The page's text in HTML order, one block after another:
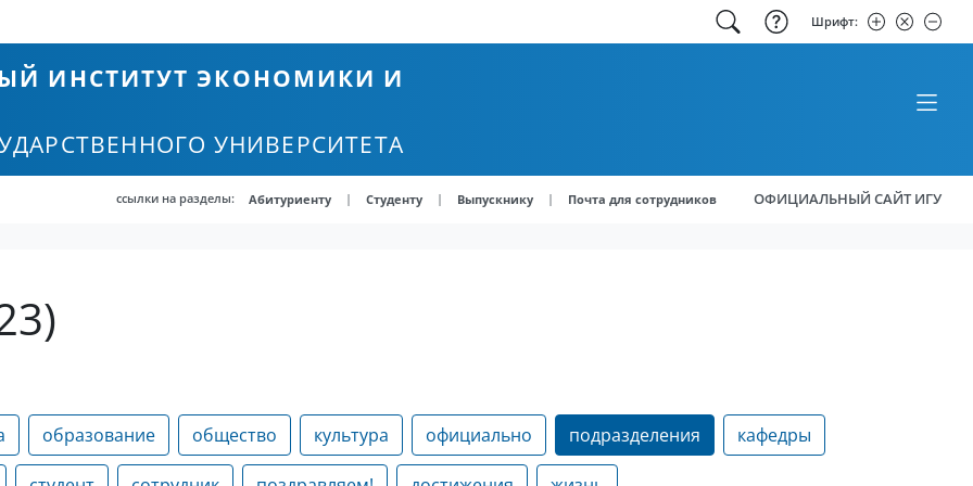
Шрифт:
ИНСТИТУТ ЭКОНОМИКИ И
УНИВЕРСИТЕТА
ссылки на разделы: Абитуриенту | Студенту | Выпускнику | Почта для сотрудников ОФИЦИАЛЬНЫЙ САЙТ ИГУ
образование общество культура официально подразделения кафедры